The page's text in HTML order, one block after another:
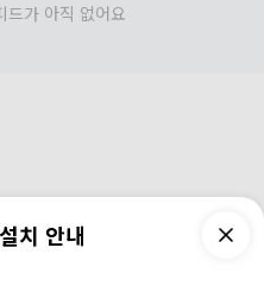
드가 아직 없어요
치 안내